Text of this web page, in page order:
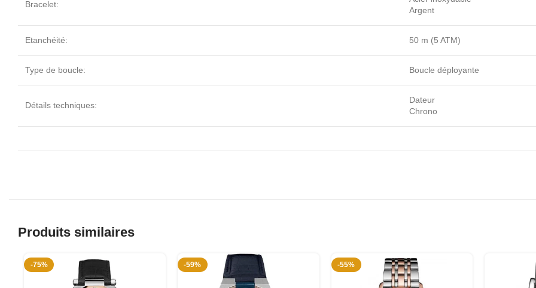
Bracelet:
Argent
Etanchéité: 50 m (5 ATM)
Type de boucle: Boucle déployante
Détails techniques:
Dateur
Chrono
Produits similaires
-75% -59% -55%